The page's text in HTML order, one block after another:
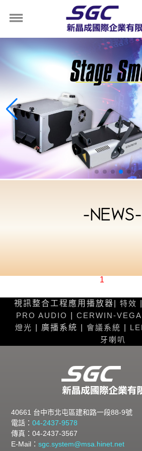
-NEWS-
1
視訊整合工程應用播放器| 特效
PRO AUDIO
CERWIN-
燈光 | 廣播系統 | 會議系統
牙喇叭
40661 台中市北屯區建和路一段88-9號
電話：04-2437-9578
傳真：04-2437-3567
E-Mail：sgc.system@msa.hinet.net